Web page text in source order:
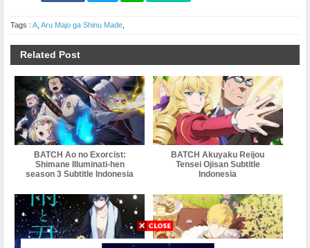
Tags :A ,Aru Majo ga Shinu Made
Related Post
BATCH Ao no Exorcist:
Shimane Illuminati-hen
season 3 Subtitle Indonesia
BATCH Akuyaku Reijou
Tensei Ojisan Subtitle
Indonesia